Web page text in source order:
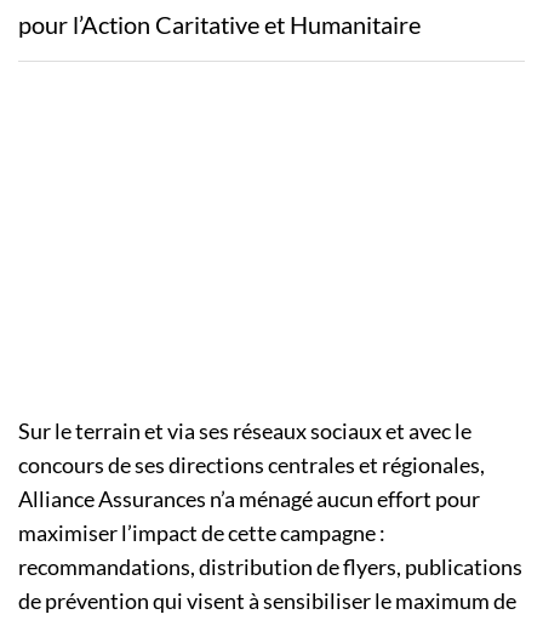
pour l’Action Caritative et Humanitaire
Sur le terrain et via ses réseaux sociaux et avec le
concours de ses directions centrales et régionales,
Alliance Assurances n’a ménagé aucun effort pour
maximiser l’impact de cette campagne :
recommandations, distribution de flyers, publications
de prévention qui visent à sensibiliser le maximum de